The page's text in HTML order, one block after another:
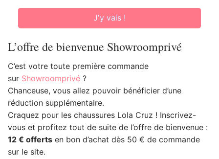
J'y vais !
L’offre de bienvenue Showroomprivé
C’est votre toute première commande
sur Showroomprivé ?
Chanceuse, vous allez pouvoir bénéficier d’une
réduction supplémentaire.
Craquez pour les chaussures Lola Cruz ! Inscrivez-
vous et profitez tout de suite de l’offre de bienvenue :
12 € offerts en bon d’achat dès 50 € de commande
sur le site.